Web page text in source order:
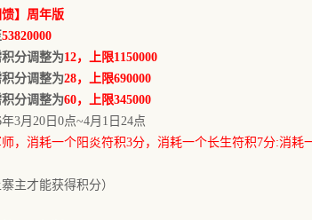
】 周年版
53820000
分调整为12，上限1150000
分调整为28，上限690000
分调整为60，上限345000
年3月 20 日 0点~4月 1 日24点
，消耗一个阳炎符积3分，消耗一个长生符积7分:消耗
主才能获得积分）